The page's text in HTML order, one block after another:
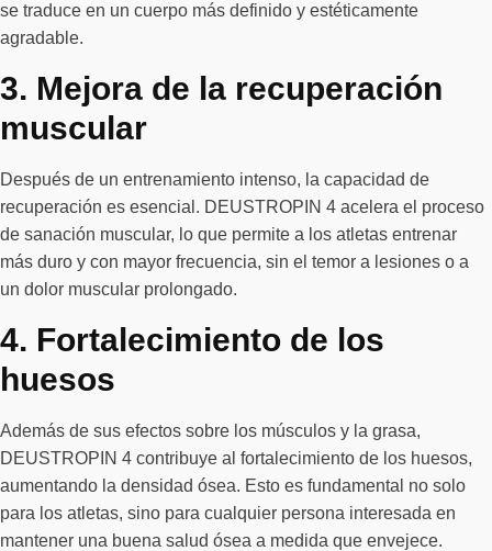
se traduce en un cuerpo más definido y estéticamente
agradable.
3. Mejora de la recuperación
muscular
Después de un entrenamiento intenso, la capacidad de
recuperación es esencial. DEUSTROPIN 4 acelera el proceso
de sanación muscular, lo que permite a los atletas entrenar
más duro y con mayor frecuencia, sin el temor a lesiones o a
un dolor muscular prolongado.
4. Fortalecimiento de los
huesos
Además de sus efectos sobre los músculos y la grasa,
DEUSTROPIN 4 contribuye al fortalecimiento de los huesos,
aumentando la densidad ósea. Esto es fundamental no solo
para los atletas, sino para cualquier persona interesada en
mantener una buena salud ósea a medida que envejece.